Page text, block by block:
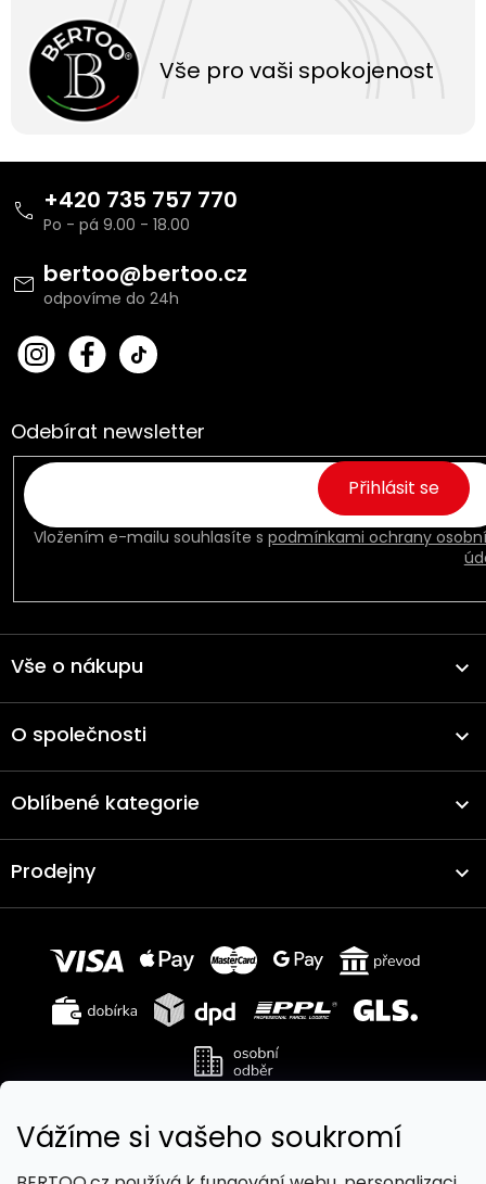
Vážíme si vašeho soukromí
Vše pro vaši spokojenost
bertoo@bertoo.cz
+420 735 757 770
bert
oo_
Fac
ebo
Odebírat newsletter
Vložením e-mailu souhlasíte s podmínkami ochrany
Přihlásit se
Vše o nákupu
O společnosti
Oblíbené kategorie
Prodejny
Copyright 2026 BERTOO . Všechna práva vyhrazena.